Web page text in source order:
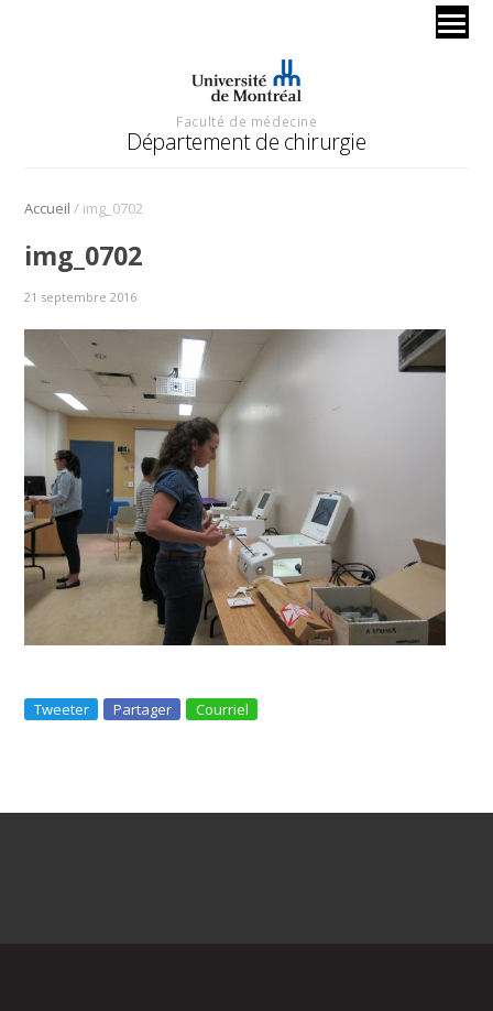
Faculté de médecine
Département de chirurgie
Accueil / img_0702
img_0702
21 septembre 2016
Tweeter Partager Courriel